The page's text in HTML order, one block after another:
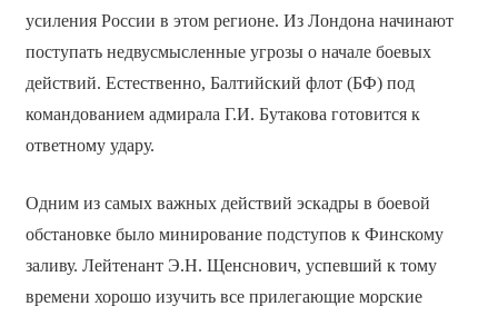
усиления России в этом регионе. Из Лондона начинают
поступать недвусмысленные угрозы о начале боевых
действий. Естественно, Балтийский флот (БФ) под
командованием адмирала Г.И. Бутакова готовится к
ответному удару.
Одним из самых важных действий эскадры в боевой
обстановке было минирование подступов к Финскому
заливу. Лейтенант Э.Н. Щенснович, успевший к тому
времени хорошо изучить все прилегающие морские